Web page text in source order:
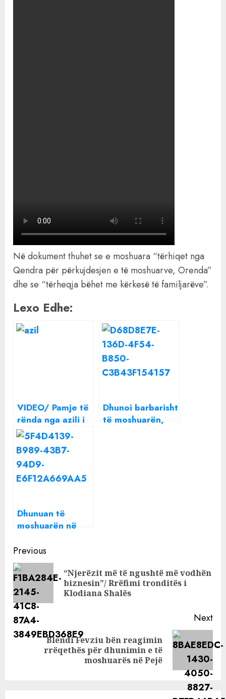
Në dokument thuhet se e moshuara “tërhiqet nga
Qendra për përkujdesjen e të moshuarve, Orenda”
dhe se “tërheqja bëhet me kërkesë të familjarëve”.
Lexo Edhe:
VIDEO/ Pamje të
rënda nga azili i
pleqve shqiptar!
E moshuara rrihet
nga punonjësja
Dhunoi barbarisht
të moshuarën,
Dhunuan të
moshuarën në
tri infermieret
Continue
Reading
Previous
“Njerëzit më të ngushtë më vodhën
biznesin”/ Rrëfimi tronditës i
Klodiana Shalës
Next
Blendi Fevziu bën reagimin
rrëqethës për dhunimin e të
moshuarës në Pejë